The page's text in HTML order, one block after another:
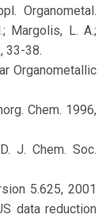
Organometal.
Margolis, L. A.;
33-38.
Organometallic
Chem. 1996,
J. Chem. Soc.
5.625, 2001
data reduction